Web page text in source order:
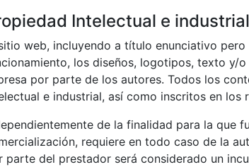
Intelectual e industrial
web, incluyendo a título enunciativo
los diseños, logotipos, texto y/
por parte de los autores. Todos los
e industrial, así como inscritos en los
de la finalidad para la que
requiere en todo caso de la
parte del prestador será considerado un